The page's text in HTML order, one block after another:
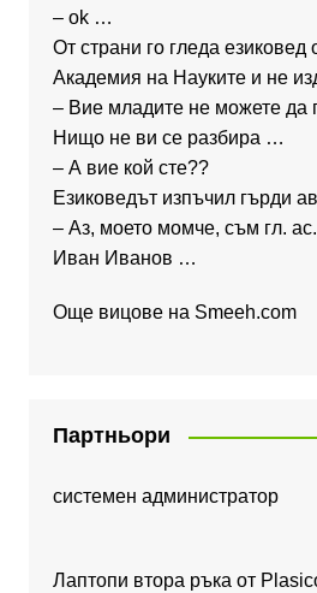
– ok …
От страни го гледа езиковед
Академия на Науките и не
– Вие младите не можете да
Нищо не ви се разбира …
– А вие кой сте??
Езиковедът изпъчил гърди
– Аз, моето момче, съм гл.
Иван Иванов …
Още вицове на Smeeh.com
Партньори
системен администратор
Лаптопи втора ръка от